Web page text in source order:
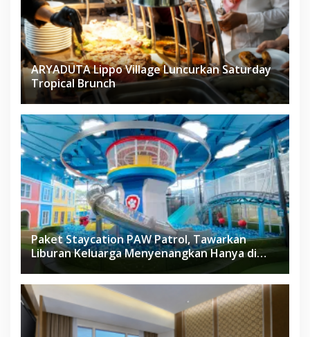
ARYADUTA Lippo Village Luncurkan Saturday
Tropical Brunch
Paket Staycation PAW Patrol, Tawarkan
Liburan Keluarga Menyenangkan Hanya di
Herloom Hotel BSD